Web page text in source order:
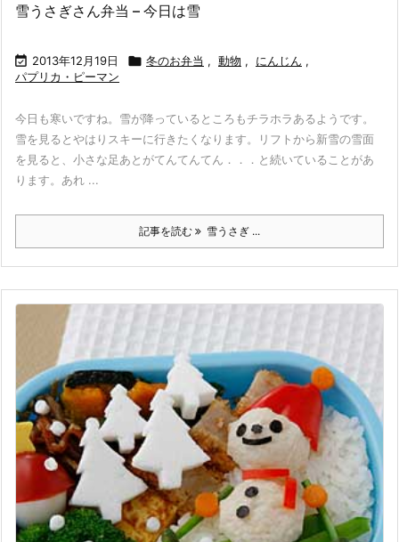
雪うさぎさん弁当 – 今日は雪
 2013年12月19日  冬のお弁当 , 動物 , にんじん ,
パプリカ・ピーマン
今日も寒いですね。雪が降っているところもチラホラあるようです。
雪を見るとやはりスキーに行きたくなります。リフトから新雪の雪面
を見ると、小さな足あとがてんてんてん．．．と続いていることがあ
ります。あれ ...
記事を読む 雪うさぎ ...